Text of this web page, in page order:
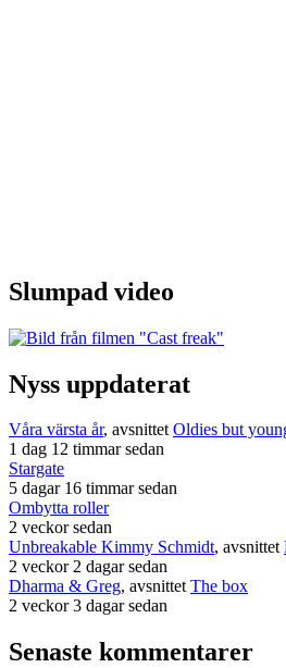
Slumpad video
Nyss uppdaterat
Våra värsta år, avsnittetOldies but
1 dag 12 timmar sedan
Stargate
5 dagar 16 timmar sedan
Ombytta roller
2 veckor sedan
Unbreakable Kimmy Schmidt, avsnittet
2 veckor 2 dagar sedan
Dharma & Greg, avsnittetThe box
2 veckor 3 dagar sedan
Senaste kommentarer